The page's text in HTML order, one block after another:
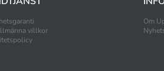
villkor
Om